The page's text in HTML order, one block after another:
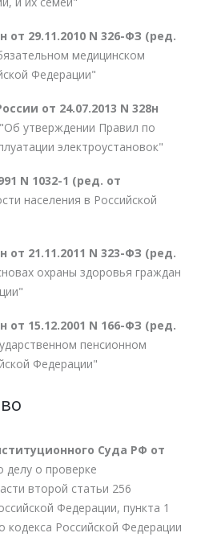
29.11.2010 N 326-ФЗ (ред.
медицинском
Федерации"
от 24.07.2013 N 328н
"Об утверждении Правил по
электроустановок"
N 1032-1 (ред. от
населения в Российской
21.11.2011 N 323-ФЗ (ред.
охраны здоровья граждан
15.12.2001 N 166-ФЗ (ред.
пенсионном
Федерации"
Суда РФ от
делу о проверке
второй статьи 256
Федерации, пункта 1
кодекса Российской Федерации